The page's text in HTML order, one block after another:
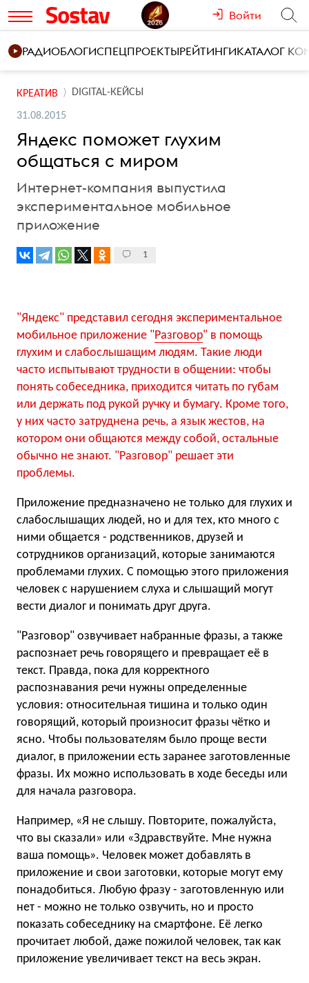
Войти
РАДИОБЛОГИСПЕЦПРОЕКТЫРЕЙТИНГИКАТАЛОГ
КРЕАТИВ DIGITAL-КЕЙСЫ
31.08.2015
Яндекс поможет глухим
общаться с миром
Интернет-компания выпустила
экспериментальное мобильное
приложение
1
"Яндекс" представил сегодня экспериментальное
мобильное приложение "Разговор" в помощь
глухим и слабослышащим людям. Такие люди
часто испытывают трудности в общении: чтобы
понять собеседника, приходится читать по губам
или держать под рукой ручку и бумагу. Кроме того,
у них часто затруднена речь, а язык жестов, на
котором они общаются между собой, остальные
обычно не знают. "Разговор" решает эти
проблемы.
Приложение предназначено не только для глухих и
слабослышащих людей, но и для тех, кто много с
ними общается - родственников, друзей и
сотрудников организаций, которые занимаются
проблемами глухих. С помощью этого приложения
человек с нарушением слуха и слышащий могут
вести диалог и понимать друг друга.
"Разговор" озвучивает набранные фразы, а также
распознает речь говорящего и превращает её в
текст. Правда, пока для корректного
распознавания речи нужны определенные
условия: относительная тишина и только один
говорящий, который произносит фразы чётко и
ясно. Чтобы пользователям было проще вести
диалог, в приложении есть заранее заготовленные
фразы. Их можно использовать в ходе беседы или
для начала разговора.
Например, «Я не слышу. Повторите, пожалуйста,
что вы сказали» или «Здравствуйте. Мне нужна
ваша помощь». Человек может добавлять в
приложение и свои заготовки, которые могут ему
понадобиться. Любую фразу - заготовленную или
нет - можно не только озвучить, но и просто
показать собеседнику на смартфоне. Её легко
прочитает любой, даже пожилой человек, так как
приложение увеличивает текст на весь экран.